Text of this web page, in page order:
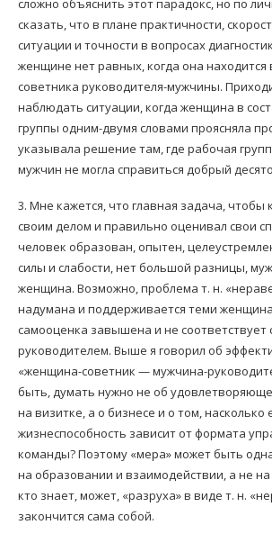
сложно объяснить этот парадокс, но по
сказать, что в плане практичности,
ситуации и точности в вопросах
женщине нет равных, когда она находится
советника руководителя-мужчины.
наблюдать ситуации, когда женщина в
группы одним-двумя словами проясняла
указывала решение там, где рабочая
мужчин не могла справиться добрый
3. Мне кажется, что главная задача, чтобы
своим делом и правильно оценивал свои
человек образован, опытен,
силы и слабости, нет большой разницы,
женщина. Возможно, проблема т. н.
надумана и поддерживается теми
самооценка завышена и не соответствует
руководителем. Выше я говорил об
«женщина-советник — мужчина-
быть, думать нужно не об
на визитке, а о бизнесе и о том, насколько
жизнеспособность зависит от формата
команды? Поэтому «мера» может быть
на образовании и взаимодействии, а не
кто знает, может, «разруха» в виде т. н.
закончится сама собой.